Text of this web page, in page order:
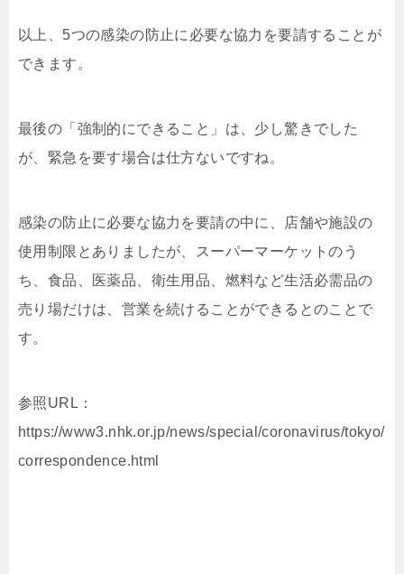
以上、5つの感染の防止に必要な協力を要請することが
できます。
最後の「強制的にできること」は、少し驚きでした
が、緊急を要す場合は仕方ないですね。
感染の防止に必要な協力を要請の中に、店舗や施設の
使用制限とありましたが、スーパーマーケットのう
ち、食品、医薬品、衛生用品、燃料など生活必需品の
売り場だけは、営業を続けることができるとのことで
す。
参照URL：
https://www3.nhk.or.jp/news/special/coronavirus/tokyo/
correspondence.html